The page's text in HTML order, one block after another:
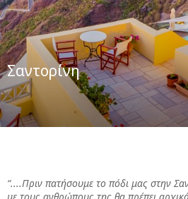
Σαντορίνη
“....Πριν πατήσουμε το πόδι μας στην